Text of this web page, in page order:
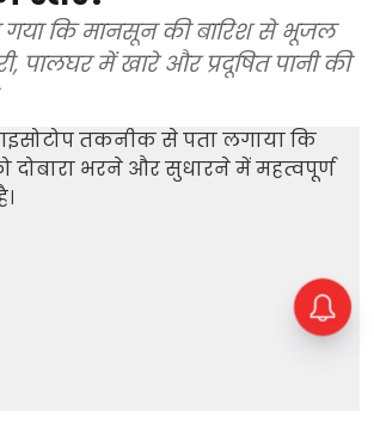
गया कि मानसून की बारिश से भूजल
पालघर में खारे और प्रदूषित पानी की